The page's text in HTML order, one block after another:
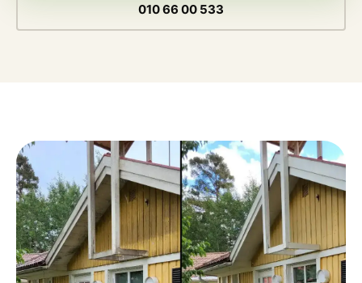
010 66 00 533